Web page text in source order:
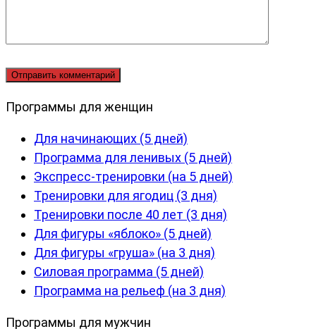
Программы для женщин
Для начинающих (5 дней)
Программа для ленивых (5 дней)
Экспресс-тренировки (на 5 дней)
Тренировки для ягодиц (3 дня)
Тренировки после 40 лет (3 дня)
Для фигуры «яблоко» (5 дней)
Для фигуры «груша» (на 3 дня)
Силовая программа (5 дней)
Программа на рельеф (на 3 дня)
Программы для мужчин